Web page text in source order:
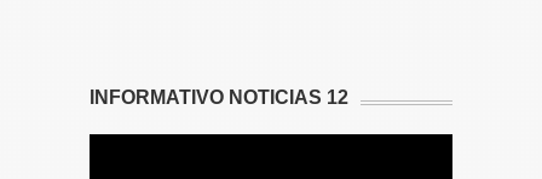
INFORMATIVO NOTICIAS 12